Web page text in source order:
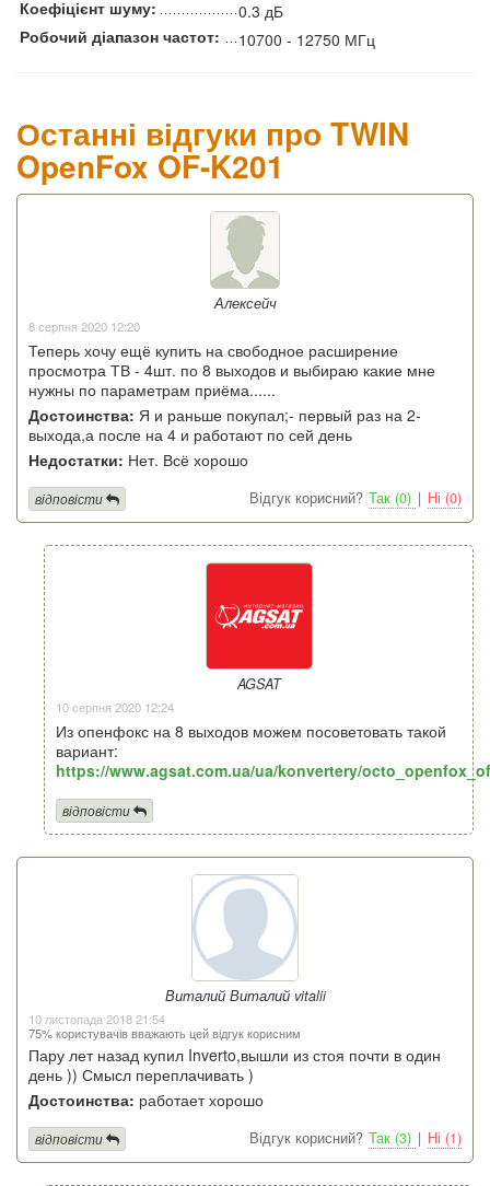
Коефіцієнт шуму:
0.3 дБ
Робочий діапазон частот:
10700 - 12750 МГц
Останні відгуки про TWIN
OpenFox OF-K201
Алексейч
8 серпня 2020 12:20
Теперь хочу ещё купить на свободное расширение
просмотра ТВ - 4шт. по 8 выходов и выбираю какие мне
нужны по параметрам приёма......
Достоинства: Я и раньше покупал;- первый раз на 2-
выхода,а после на 4 и работают по сей день
Недостатки: Нет. Всё хорошо
Відгук корисний? Так (0) | Ні (0)
відповісти
AGSAT
10 серпня 2020 12:24
Из опенфокс на 8 выходов можем посоветовать такой
вариант:
https://www.agsat.com.ua/ua/konvertery/
відповісти
Виталий Виталий vitalii
10 листопада 2018 21:54
75% користувачів вважають цей відгук корисним
Пару лет назад купил Inverto,вышли из стоя почти в один
день )) Смысл переплачивать )
Достоинства: работает хорошо
Відгук корисний? Так (3) | Ні (1)
відповісти